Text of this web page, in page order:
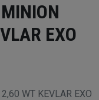
EXO
WT KEVLAR EXO